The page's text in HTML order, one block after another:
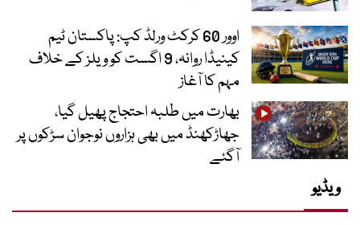
اوور 60 کرکٹ ورلڈ کپ: پاکستان ٹیم
کینیڈا روانہ، 9 اگست کو ویلز کے خلاف
مہم کا آغاز
بھارت میں طلبہ احتجاج پھیل گیا،
جھاڑکھنڈ میں بھی ہزاروں نوجوان سڑکوں پر
آگئے
ویڈیو